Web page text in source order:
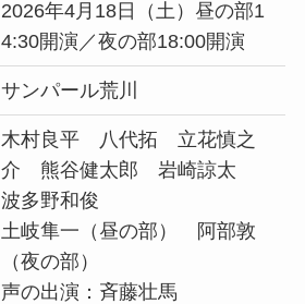
2026年4月18日（土）昼の部1
4:30開演／夜の部18:00開演
サンパール荒川
木村良平 八代拓 立花慎之
介 熊谷健太郎 岩崎諒太
波多野和俊
土岐隼一（昼の部） 阿部敦
（夜の部）
声の出演：斉藤壮馬